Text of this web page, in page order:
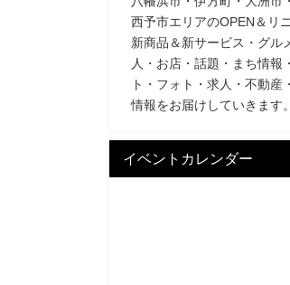
西予市エリアのOPEN＆リ
新商品＆新サービス・グル
人・お店・話題・まち情報
ト・フォト・求人・不動産
情報をお届けしていきます。
イベントカレンダー